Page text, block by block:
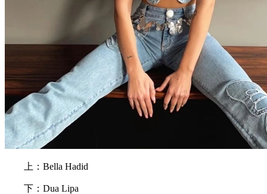
上：Bella Hadid
下：Dua Lipa